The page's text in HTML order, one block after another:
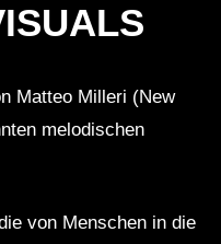
Matteo Milleri (New
melodischen
von Menschen in die